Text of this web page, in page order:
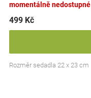
momentálně nedostupné
499 Kč
Rozměr sedadla 22 x 23 cm